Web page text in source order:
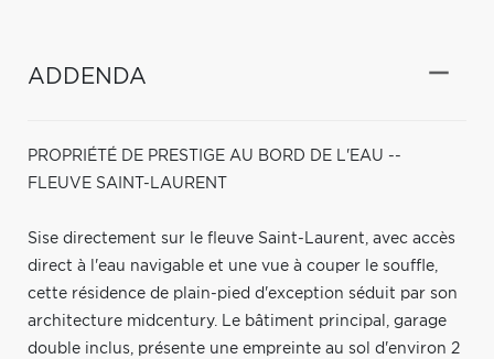
ADDENDA
PROPRIÉTÉ DE PRESTIGE AU BORD DE L'EAU --
FLEUVE SAINT-LAURENT
Sise directement sur le fleuve Saint-Laurent, avec accès
direct à l'eau navigable et une vue à couper le souffle,
cette résidence de plain-pied d'exception séduit par son
architecture midcentury. Le bâtiment principal, garage
double inclus, présente une empreinte au sol d'environ 2